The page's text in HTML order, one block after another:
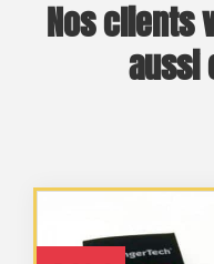
Nos clients
aussi